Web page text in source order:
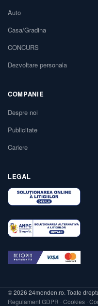
Auto
Casa/Gradina
CONCURS
Dezvoltare personala
COMPANIE
Despre noi
Publicitate
Cariere
LEGAL
© 2026 24monden.ro. Toate
Regulament GDPR ·Cookies ·